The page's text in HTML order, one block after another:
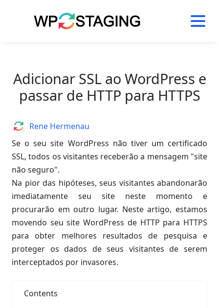
Adicionar SSL ao WordPress e
passar de HTTP para HTTPS
Se o seu site WordPress não tiver um certificado
SSL, todos os visitantes receberão a mensagem "site
não seguro".
Na pior das hipóteses, seus visitantes abandonarão
imediatamente seu site neste momento e
procurarão em outro lugar. Neste artigo, estamos
movendo seu site WordPress de HTTP para HTTPS
para obter melhores resultados de pesquisa e
proteger os dados de seus visitantes de serem
interceptados por invasores.
Contents
AuthorRene Hermenau